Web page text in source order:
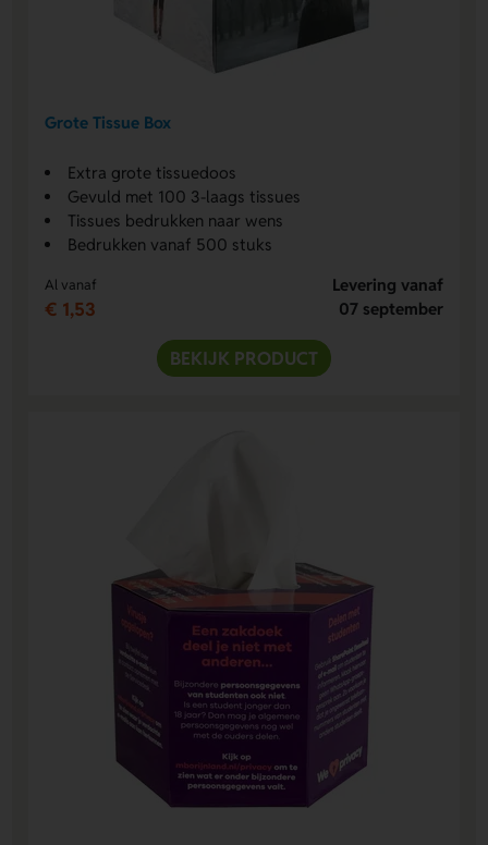
Grote Tissue Box
Extra grote tissuedoos
Gevuld met 100 3-laags tissues
Tissues bedrukken naar wens
Bedrukken vanaf 500 stuks
Al vanaf
€ 1,53
Levering vanaf
07 september
BEKIJK PRODUCT